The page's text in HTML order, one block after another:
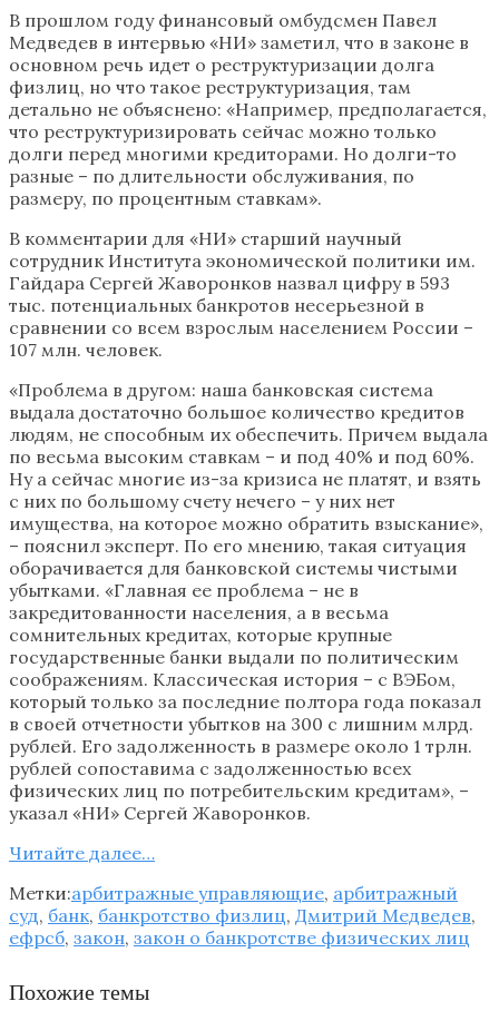
В прошлом году финансовый омбудсмен Павел
Медведев в интервью «НИ» заметил, что в законе в
основном речь идет о реструктуризации долга
физлиц, но что такое реструктуризация, там
детально не объяснено: «Например, предполагается,
что реструктуризировать сейчас можно только
долги перед многими кредиторами. Но долги-то
разные – по длительности обслуживания, по
размеру, по процентным ставкам».
В комментарии для «НИ» старший научный
сотрудник Института экономической политики им.
Гайдара Сергей Жаворонков назвал цифру в 593
тыс. потенциальных банкротов несерьезной в
сравнении со всем взрослым населением России –
107 млн. человек.
«Проблема в другом: наша банковская система
выдала достаточно большое количество кредитов
людям, не способным их обеспечить. Причем выдала
по весьма высоким ставкам – и под 40% и под 60%.
Ну а сейчас многие из-за кризиса не платят, и взять
с них по большому счету нечего – у них нет
имущества, на которое можно обратить взыскание»,
– пояснил эксперт. По его мнению, такая ситуация
оборачивается для банковской системы чистыми
убытками. «Главная ее проблема – не в
закредитованности населения, а в весьма
сомнительных кредитах, которые крупные
государственные банки выдали по политическим
соображениям. Классическая история – с ВЭБом,
который только за последние полтора года показал
в своей отчетности убытков на 300 с лишним млрд.
рублей. Его задолженность в размере около 1 трлн.
рублей сопоставима с задолженностью всех
физических лиц по потребительским кредитам», –
указал «НИ» Сергей Жаворонков.
Читайте далее…
Метки:арбитражные управляющие, арбитражный
суд, банк, банкротство физлиц, Дмитрий Медведев,
ефрсб, закон, закон о банкротстве физических лиц
Похожие темы